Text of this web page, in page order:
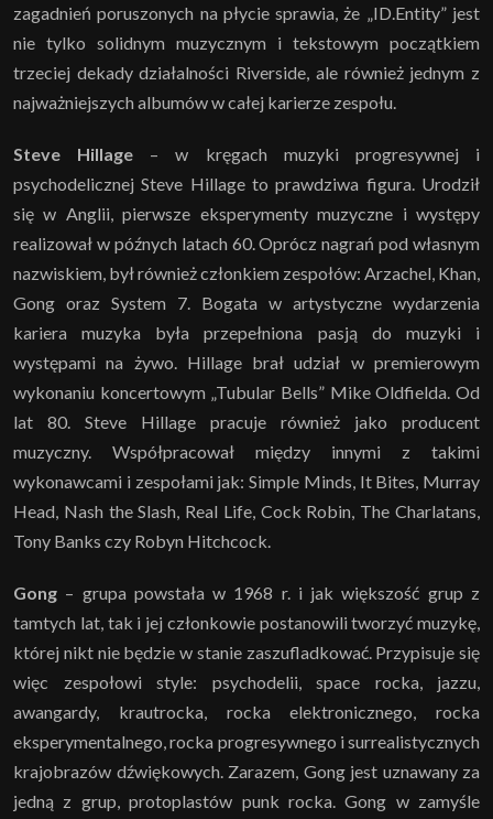
zagadnień poruszonych na płycie sprawia, że „ID.Entity” jest
nie tylko solidnym muzycznym i tekstowym początkiem
trzeciej dekady działalności Riverside, ale również jednym z
najważniejszych albumów w całej karierze zespołu.
Steve Hillage – w kręgach muzyki progresywnej i
psychodelicznej Steve Hillage to prawdziwa figura. Urodził
się w Anglii, pierwsze eksperymenty muzyczne i występy
realizował w późnych latach 60. Oprócz nagrań pod własnym
nazwiskiem, był również członkiem zespołów: Arzachel, Khan,
Gong oraz System 7. Bogata w artystyczne wydarzenia
kariera muzyka była przepełniona pasją do muzyki i
występami na żywo. Hillage brał udział w premierowym
wykonaniu koncertowym „Tubular Bells” Mike Oldfielda. Od
lat 80. Steve Hillage pracuje również jako producent
muzyczny. Współpracował między innymi z takimi
wykonawcami i zespołami jak: Simple Minds, It Bites, Murray
Head, Nash the Slash, Real Life, Cock Robin, The Charlatans,
Tony Banks czy Robyn Hitchcock.
Gong – grupa powstała w 1968 r. i jak większość grup z
tamtych lat, tak i jej członkowie postanowili tworzyć muzykę,
której nikt nie będzie w stanie zaszufladkować. Przypisuje się
więc zespołowi style: psychodelii, space rocka, jazzu,
awangardy, krautrocka, rocka elektronicznego, rocka
eksperymentalnego, rocka progresywnego i surrealistycznych
krajobrazów dźwiękowych. Zarazem, Gong jest uznawany za
jedną z grup, protoplastów punk rocka. Gong w zamyśle